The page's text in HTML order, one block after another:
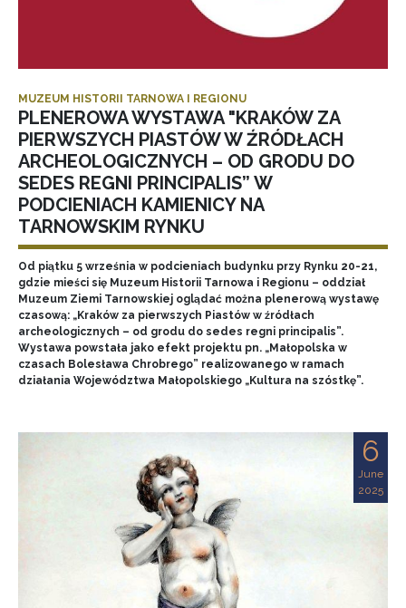
MUZEUM HISTORII TARNOWA I REGIONU
PLENEROWA WYSTAWA "KRAKÓW ZA
PIERWSZYCH PIASTÓW W ŹRÓDŁACH
ARCHEOLOGICZNYCH – OD GRODU DO
SEDES REGNI PRINCIPALIS” W
PODCIENIACH KAMIENICY NA
TARNOWSKIM RYNKU
Od piątku 5 września w podcieniach budynku przy Rynku 20-21,
gdzie mieści się Muzeum Historii Tarnowa i Regionu – oddział
Muzeum Ziemi Tarnowskiej oglądać można plenerową wystawę
czasową: „Kraków za pierwszych Piastów w źródłach
archeologicznych – od grodu do sedes regni principalis”.
Wystawa powstała jako efekt projektu pn. „Małopolska w
czasach Bolesława Chrobrego” realizowanego w ramach
działania Województwa Małopolskiego „Kultura na szóstkę”.
6
June
2025